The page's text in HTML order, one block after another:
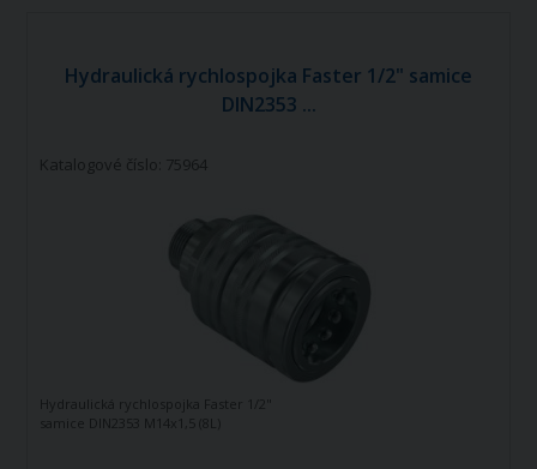
Hydraulická rychlospojka Faster 1/2" samice
DIN2353 ...
Katalogové číslo: 75964
Hydraulická rychlospojka Faster 1/2"
samice DIN2353 M14x1,5 (8L)